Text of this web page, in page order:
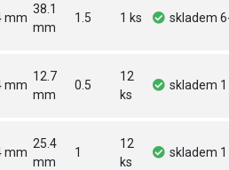
mm
38.1
mm
1.5 1 ks skladem
mm
12.7
mm
0.5
12
ks
skladem
mm
25.4
mm
1
12
ks
skladem